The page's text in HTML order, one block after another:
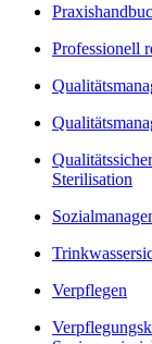
Professionell
Sterilisation
Verpflegen